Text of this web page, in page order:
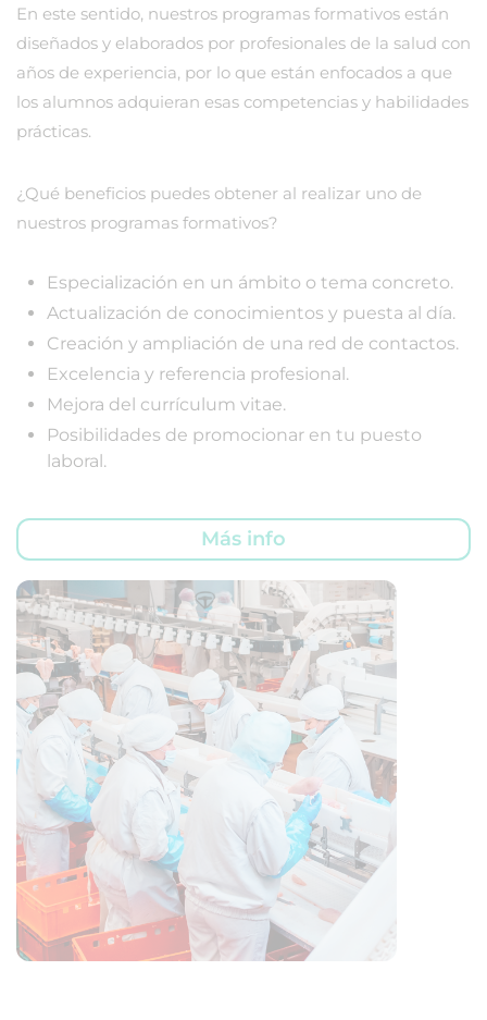
En este sentido, nuestros programas formativos están
diseñados y elaborados por profesionales de la salud con
años de experiencia, por lo que están enfocados a que
los alumnos adquieran esas competencias y habilidades
prácticas.
¿Qué beneficios puedes obtener al realizar uno de
nuestros programas formativos?
Especialización en un ámbito o tema concreto.
Actualización de conocimientos y puesta al día.
Creación y ampliación de una red de contactos.
Excelencia y referencia profesional.
Mejora del currículum vitae.
Posibilidades de promocionar en tu puesto
laboral.
Más info